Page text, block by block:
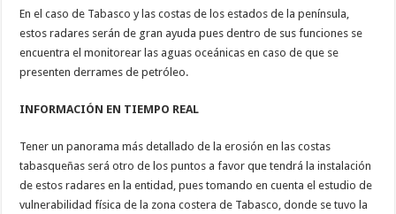
En el caso de Tabasco y las costas de los estados de la península,
estos radares serán de gran ayuda pues dentro de sus funciones se
encuentra el monitorear las aguas oceánicas en caso de que se
presenten derrames de petróleo.
INFORMACIÓN EN TIEMPO REAL
Tener un panorama más detallado de la erosión en las costas
tabasqueñas será otro de los puntos a favor que tendrá la instalación
de estos radares en la entidad, pues tomando en cuenta el estudio de
vulnerabilidad física de la zona costera de Tabasco, donde se tuvo la